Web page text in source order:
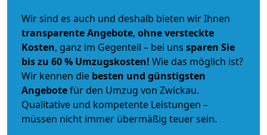
Wir sind es auch und deshalb bieten wir Ihnen
transparente Angebote, ohne versteckte
Kosten, ganz im Gegenteil – bei uns sparen Sie
bis zu 60 % Umzugskosten! Wie das möglich ist?
Wir kennen die besten und günstigsten
Angebotefür den Umzug von Zwickau.
Qualitative und kompetente Leistungen –
müssen nicht immer übermäßig teuer sein.